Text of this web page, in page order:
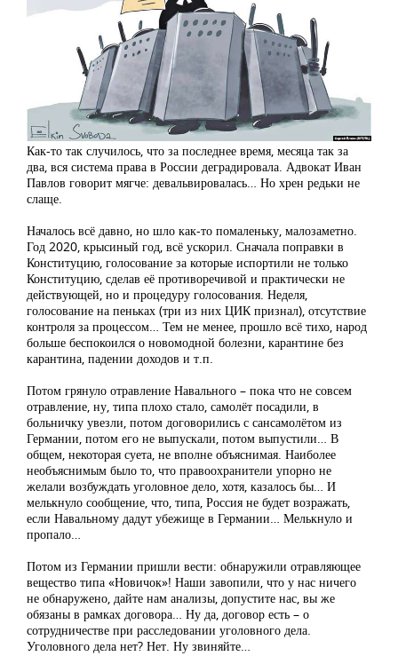
Как-то так случилось, что за последнее время, месяца так за
два, вся система права в России деградировала. Адвокат Иван
Павлов говорит мягче: девальвировалась… Но хрен редьки не
слаще.
Началось всё давно, но шло как-то помаленьку, малозаметно.
Год 2020, крысиный год, всё ускорил. Сначала поправки в
Конституцию, голосование за которые испортили не только
Конституцию, сделав её противоречивой и практически не
действующей, но и процедуру голосования. Неделя,
голосование на пеньках (три из них ЦИК признал), отсутствие
контроля за процессом… Тем не менее, прошло всё тихо, народ
больше беспокоился о новомодной болезни, карантине без
карантина, падении доходов и т.п.
Потом грянуло отравление Навального – пока что не совсем
отравление, ну, типа плохо стало, самолёт посадили, в
больничку увезли, потом договорились с сансамолётом из
Германии, потом его не выпускали, потом выпустили… В
общем, некоторая суета, не вполне объяснимая. Наиболее
необъяснимым было то, что правоохранители упорно не
желали возбуждать уголовное дело, хотя, казалось бы… И
мелькнуло сообщение, что, типа, Россия не будет возражать,
если Навальному дадут убежище в Германии… Мелькнуло и
пропало…
Потом из Германии пришли вести: обнаружили отравляющее
вещество типа «Новичок»! Наши завопили, что у нас ничего
не обнаружено, дайте нам анализы, допустите нас, вы же
обязаны в рамках договора… Ну да, договор есть – о
сотрудничестве при расследовании уголовного дела.
Уголовного дела нет? Нет. Ну звиняйте…